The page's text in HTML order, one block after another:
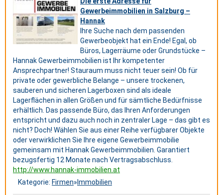
Gewerbeimmobilien in Salzburg –
Hannak
Ihre Suche nach dem passenden
Gewerbeobjekt hat ein Ende! Egal, ob
Büros, Lagerräume oder Grundstücke –
Hannak Gewerbeimmobilien ist Ihr kompetenter
Ansprechpartner! Stauraum muss nicht teuer sein! Ob für
private oder gewerbliche Belange – unsere trockenen,
sauberen und sicheren Lagerboxen sind als ideale
Lagerflächen in allen Größen und für sämtliche Bedürfnisse
erhältlich. Das passende Büro, das Ihren Anforderungen
entspricht und dazu auch noch in zentraler Lage – das gibt es
nicht? Doch! Wählen Sie aus einer Reihe verfügbarer Objekte
oder verwirklichen Sie Ihre eigene Gewerbeimmobilie
gemeinsam mit Hannak Gewerbeimmobilien. Garantiert
bezugsfertig 12 Monate nach Vertragsabschluss.
http://www.hannak-immobilien.at
Kategorie: Firmen»Immobilien